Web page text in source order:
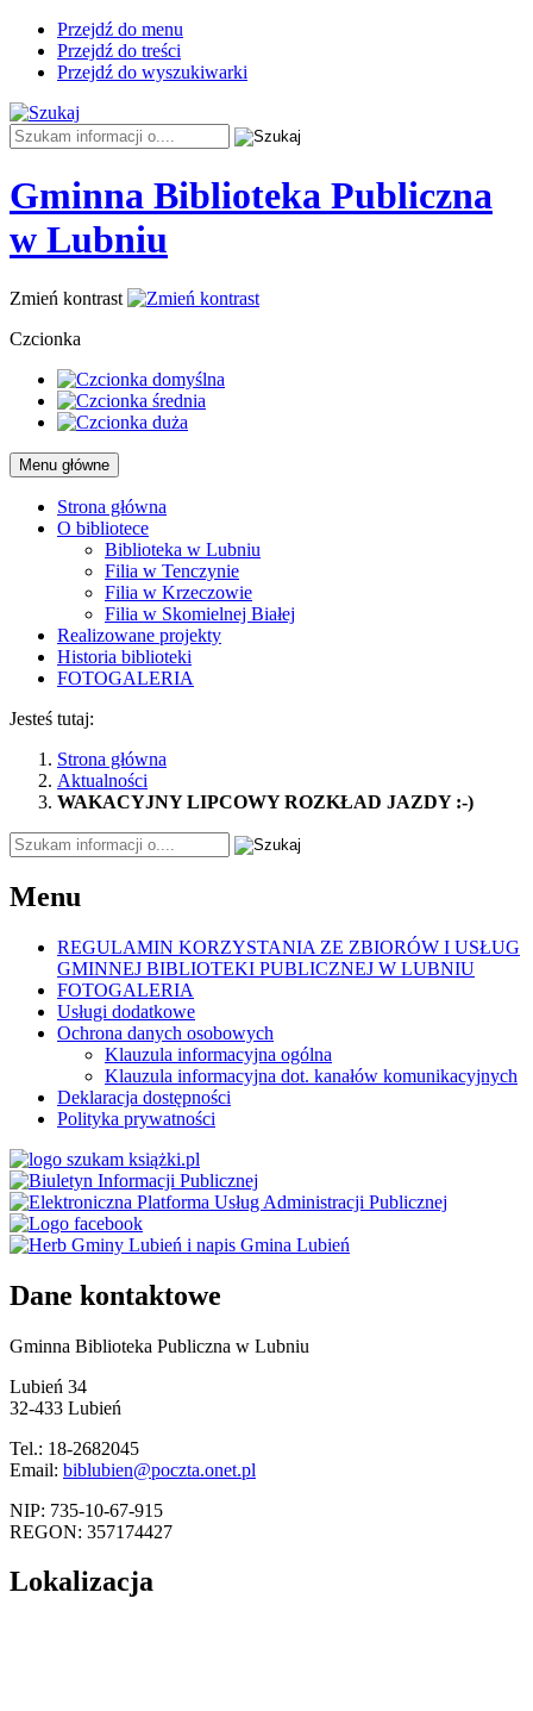
Przejdź do menu
Przejdź do treści
Przejdź do wyszukiwarki
Tutaj
wpisz
frazę:
Gminna Biblioteka Publiczna
w Lubniu
WAKACYJNY
ROZKŁAD
JAZDY
Zmień kontrast
Czcionka
Menu główne
Strona główna
O bibliotece
Biblioteka w Lubniu
Filia w Tenczynie
Filia w Krzeczowie
Filia w Skomielnej Białej
Realizowane projekty
Historia biblioteki
FOTOGALERIA
Jesteś tutaj:
Strona główna
Aktualności
WAKACYJNY LIPCOWY ROZKŁAD JAZDY :-)
Tutaj
wpisz
szukaną
frazę:
Menu
REGULAMIN KORZYSTANIA ZE ZBIORÓW I USŁUG
GMINNEJ BIBLIOTEKI PUBLICZNEJ W LUBNIU
FOTOGALERIA
Usługi dodatkowe
Ochrona danych osobowych
Klauzula informacyjna ogólna
Klauzula informacyjna dot. kanałów komunikacyjnych
Deklaracja dostępności
Polityka prywatności
Dane kontaktowe
Gminna Biblioteka Publiczna w Lubniu
Lubień 34
32-433 Lubień
Tel.: 18-2682045
Email: biblubien@poczta.onet.pl
NIP: 735-10-67-915
REGON: 357174427
Lokalizacja